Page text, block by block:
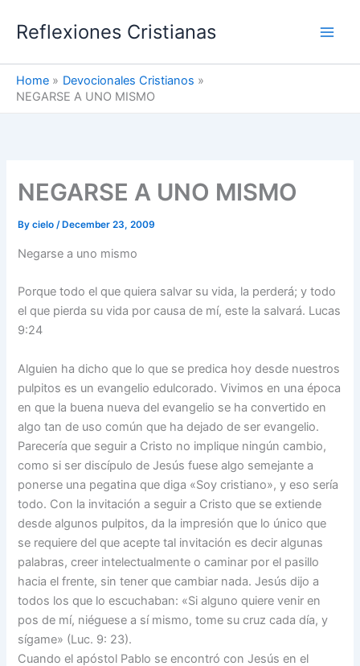
Reflexiones Cristianas
Home
Devocionales Cristianos
NEGARSE A UNO MISMO
NEGARSE A UNO MISMO
Bycielo/ December 23, 2009
Negarse a uno mismo
Porque todo el que quiera salvar su vida, la perderá; y todo
el que pierda su vida por causa de mí, este la salvará. Lucas
9:24
Alguien ha dicho que lo que se predica hoy desde nuestros
pulpitos es un evangelio edulcorado. Vivimos en una época
en que la buena nueva del evangelio se ha convertido en
algo tan de uso común que ha dejado de ser evangelio.
Parecería que seguir a Cristo no implique ningún cambio,
como si ser discípulo de Jesús fuese algo semejante a
ponerse una pegatina que diga «Soy cristiano», y eso sería
todo. Con la invitación a seguir a Cristo que se extiende
desde algunos pulpitos, da la impresión que lo único que
se requiere del que acepte tal invitación es decir algunas
palabras, creer intelectualmente o caminar por el pasillo
hacia el frente, sin tener que cambiar nada. Jesús dijo a
todos los que lo escuchaban: «Si alguno quiere venir en
pos de mí, niéguese a sí mismo, tome su cruz cada día, y
sígame» (Luc. 9: 23).
Cuando el apóstol Pablo se encontró con Jesús en el